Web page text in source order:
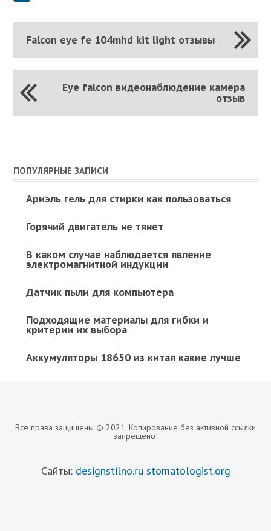
Falcon eye fe 104mhd kit light отзывы
Eye falcon видеонаблюдение камера
отзыв
ПОПУЛЯРНЫЕ ЗАПИСИ
Ариэль гель для стирки как пользоваться
Горячий двигатель не тянет
В каком случае наблюдается явление
электромагнитной индукции
Датчик пыли для компьютера
Подходящие материалы для гибки и
критерии их выбора
Аккумуляторы 18650 из китая какие лучше
Все права защищены © 2021. Копирование без активной ссылки
запрещено!
Сайты: designstilno.ru stomatologist.org